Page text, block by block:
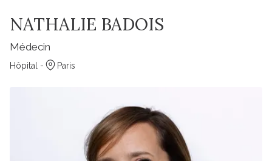
NATHALIE BADOIS
Médecin
Hôpital - Paris